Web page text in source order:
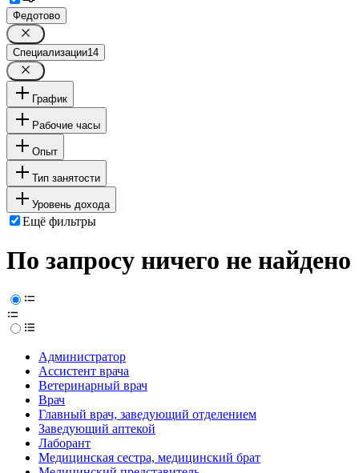
Федотово
Специализации14
График
Рабочие часы
Опыт
Тип занятости
Уровень дохода
Ещё фильтры
По запросу ничего не найдено
Администратор
Ассистент врача
Ветеринарный врач
Врач
Главный врач, заведующий отделением
Заведующий аптекой
Лаборант
Медицинская сестра, медицинский брат